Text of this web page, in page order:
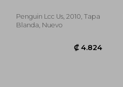
Penguin Lcc Us, 2010, Tapa
Blanda, Nuevo